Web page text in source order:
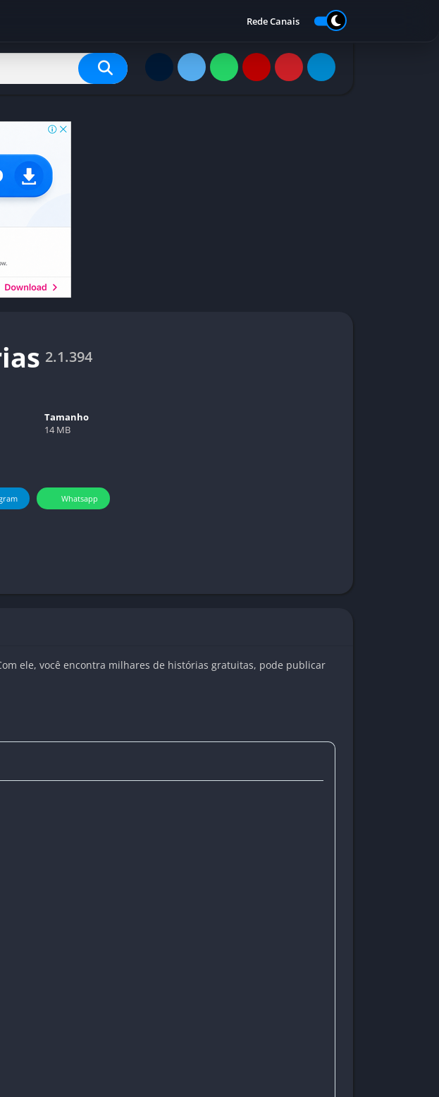
Rede Canais
2.1.394
Tamanho
14 MB
Whatsapp
ele, você encontra milhares de histórias gratuitas, pode publicar